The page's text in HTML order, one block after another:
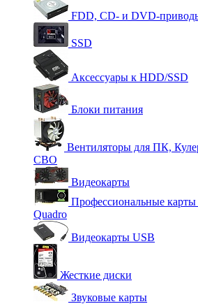
FDD, CD- и DVD-
SSD
Аксессуары к HDD/SSD
Блоки питания
Вентиляторы для ПК,
СВО
Видеокарты
Профессиональные
Quadro
Видеокарты USB
Жесткие диски
Звуковые карты